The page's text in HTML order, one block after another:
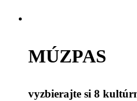
MÚZPAS
vyzbierajte si 8